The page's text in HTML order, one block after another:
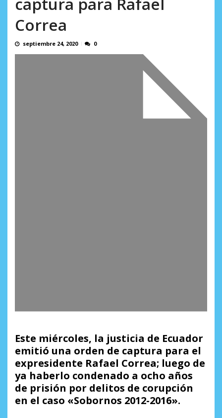
Correa
septiembre 24, 2020 0
Este miércoles, la justicia de Ecuador
emitió una orden de captura para el
expresidente Rafael Correa; luego de
ya haberlo condenado a ocho años
de prisión por delitos de corupción
en el caso «Sobornos 2012-2016».